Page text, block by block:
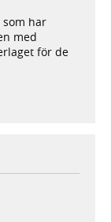
har
med
för de